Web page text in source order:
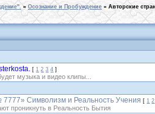
» Осознание и Пробуждение » Авторские
[1 2 3 4 ]
музыка и видео клипы...
Символизм и Реальность Учения [1 2
проникнуть в Реальность Бытия